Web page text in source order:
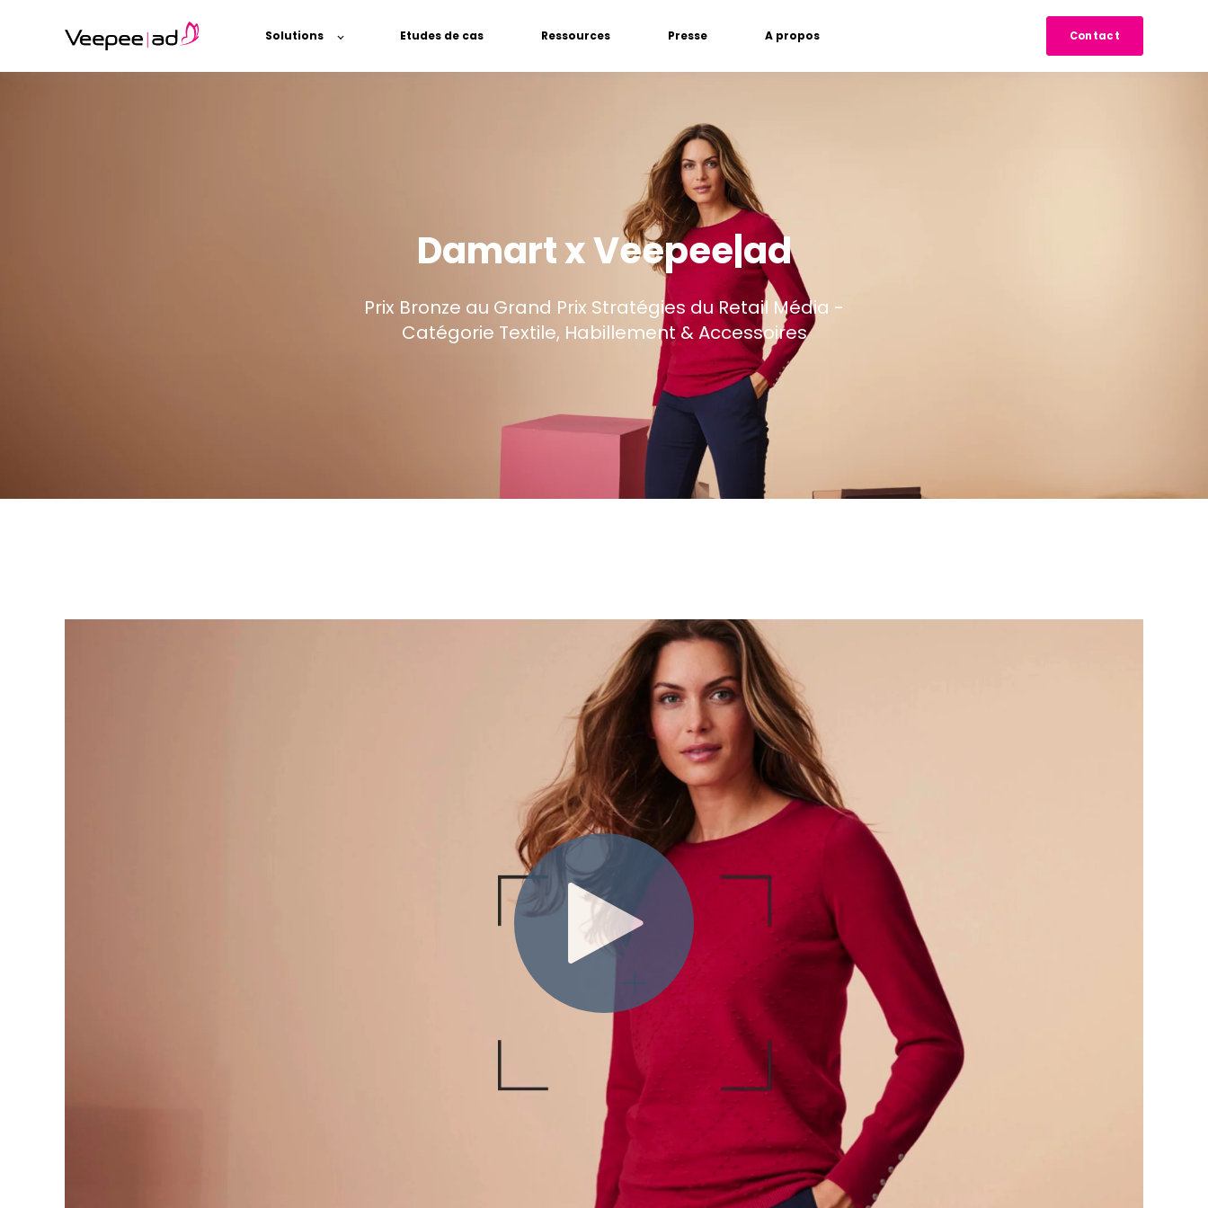
Solutions Etudes de cas Ressources Presse A propos Contact
Damart x Veepee|ad
Prix Bronze au Grand Prix Stratégies du Retail Média -
Catégorie Textile, Habillement & Accessoires